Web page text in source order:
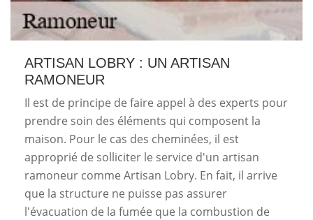
ARTISAN LOBRY : UN ARTISAN
RAMONEUR
Il est de principe de faire appel à des experts pour
prendre soin des éléments qui composent la
maison. Pour le cas des cheminées, il est
approprié de solliciter le service d'un artisan
ramoneur comme Artisan Lobry. En fait, il arrive
que la structure ne puisse pas assurer
l'évacuation de la fumée que la combustion de